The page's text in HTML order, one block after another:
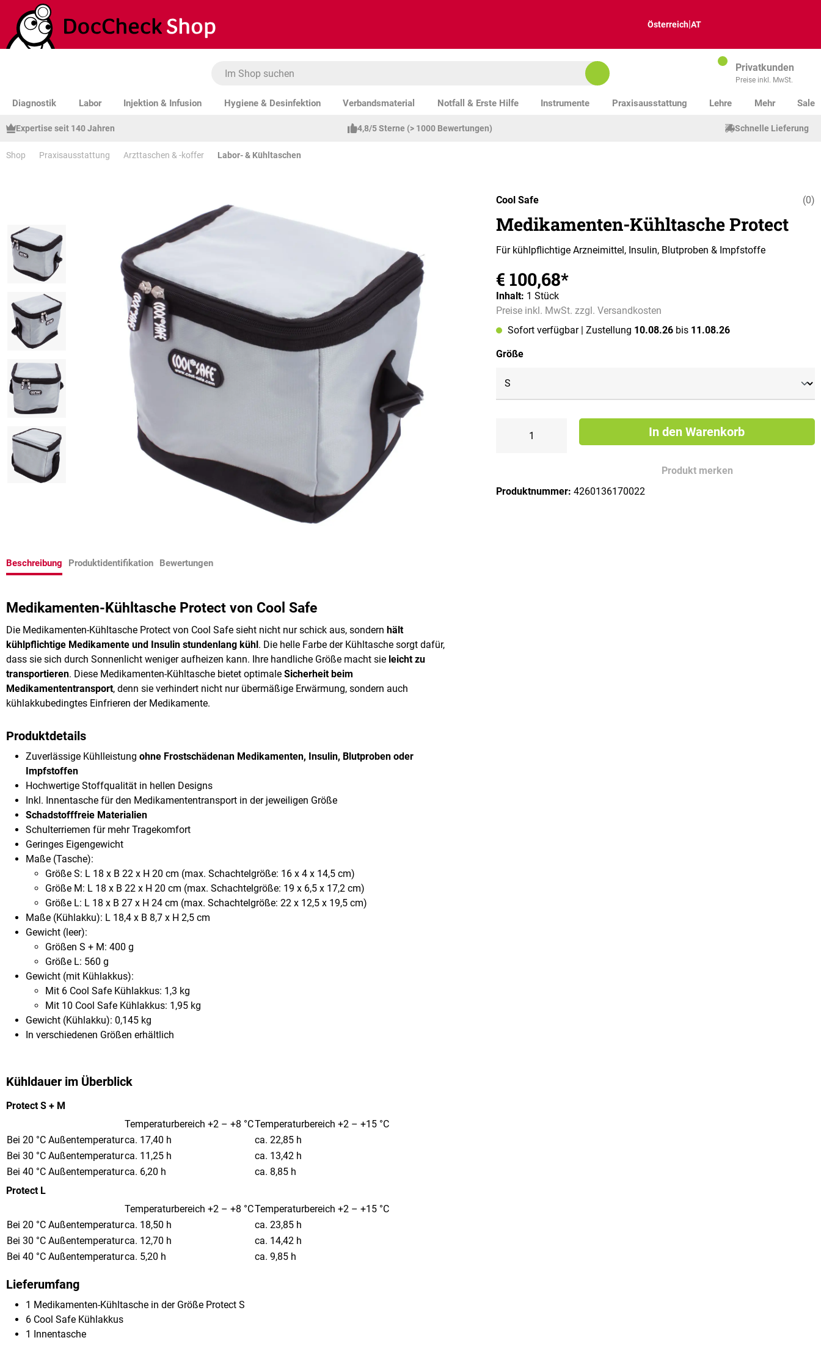
Hauptinhalt springen
Zur Suche springen
Zur Hauptnavigation springen
Österreich|AT
Privatkunden
Preise inkl. MwSt.
Diagnostik Labor Injektion & Infusion Hygiene & Desinfektion Verbandsmaterial Notfall & Erste Hilfe Instrumente Praxisausstattung Lehre Mehr Sale
Expertise seit 140 Jahren 4,8/5 Sterne (> 1000 Bewertungen) Schnelle Lieferung
Shop Praxisausstattung Arzttaschen & -koffer Labor- & Kühltaschen
(0)
Cool Safe
Medikamenten-Kühltasche Protect
Für kühlpflichtige Arzneimittel, Insulin, Blutproben & Impfstoffe
€ 100,68*
Inhalt: 1 Stück
Preise inkl. MwSt. zzgl. Versandkosten
Sofort verfügbar | Zustellung 10.08.26 bis 11.08.26
Größeauswählen
In den Warenkorb
Produkt merken
Produktnummer:4260136170022
Beschreibung Produktidentifikation Bewertungen
Medikamenten-Kühltasche Protect von Cool Safe
Die Medikamenten-Kühltasche Protect von Cool Safe sieht nicht nur schick aus, sondern hält
kühlpflichtige Medikamente und Insulin stundenlang kühl . Die helle Farbe der Kühltasche sorgt dafür,
dass sie sich durch Sonnenlicht weniger aufheizen kann. Ihre handliche Größe macht sie leicht zu
transportieren. Diese Medikamenten-Kühltasche bietet optimale Sicherheit beim
Medikamententransport, denn sie verhindert nicht nur übermäßige Erwärmung, sondern auch
kühlakkubedingtes Einfrieren der Medikamente.
Produktdetails
Zuverlässige Kühlleistung ohne Frostschädenan Medikamenten, Insulin, Blutproben oder
Impfstoffen
Hochwertige Stoffqualität in hellen Designs
Inkl. Innentasche für den Medikamententransport in der jeweiligen Größe
Schadstofffreie Materialien
Schulterriemen für mehr Tragekomfort
Geringes Eigengewicht
Maße (Tasche):
Größe S: L 18 x B 22 x H 20 cm (max. Schachtelgröße: 16 x 4 x 14,5 cm)
Größe M: L 18 x B 22 x H 20 cm (max. Schachtelgröße: 19 x 6,5 x 17,2 cm)
Größe L: L 18 x B 27 x H 24 cm (max. Schachtelgröße: 22 x 12,5 x 19,5 cm)
Maße (Kühlakku): L 18,4 x B 8,7 x H 2,5 cm
Gewicht (leer):
Größen S + M: 400 g
Größe L: 560 g
Gewicht (mit Kühlakkus):
Mit 6 Cool Safe Kühlakkus: 1,3 kg
Mit 10 Cool Safe Kühlakkus: 1,95 kg
Gewicht (Kühlakku): 0,145 kg
In verschiedenen Größen erhältlich
Kühldauer im Überblick
Protect S + M
Temperaturbereich +2 – +8 °CTemperaturbereich +2 – +15 °C
Bei 20 °C Außentemperaturca. 17,40 h
ca. 22,85 h
Bei 30 °C Außentemperaturca. 11,25 h
ca. 13,42 h
Bei 40 °C Außentemperaturca. 6,20 h
ca. 8,85 h
Protect L
Temperaturbereich +2 – +8 °CTemperaturbereich +2 – +15 °C
Bei 20 °C Außentemperaturca. 18,50 h
ca. 23,85 h
Bei 30 °C Außentemperaturca. 12,70 h
ca. 14,42 h
Bei 40 °C Außentemperaturca. 5,20 h ca. 9,85 h
Lieferumfang
1 Medikamenten-Kühltasche in der Größe Protect S
6 Cool Safe Kühlakkus
1 Innentasche